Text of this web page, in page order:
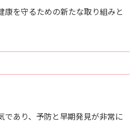
康を守るための新たな取り組みと
であり、予防と早期発見が非常に